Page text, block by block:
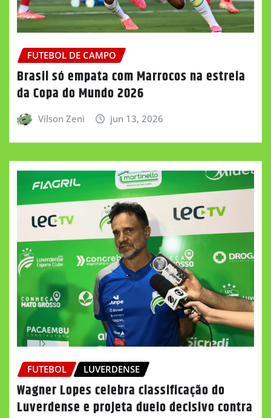
FUTEBOL DE CAMPO
Brasil só empata com Marrocos na estreia
da Copa do Mundo 2026
Vilson Zeni jun 13, 2026
FUTEBOL LUVERDENSE
Wagner Lopes celebra classificação do
Luverdense e projeta duelo decisivo contra